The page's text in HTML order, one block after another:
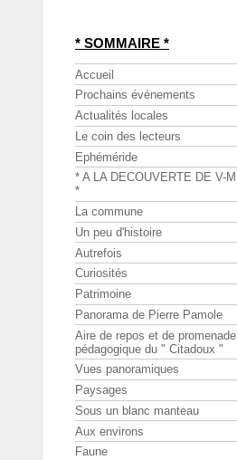
* SOMMAIRE *
Accueil
Prochains événements
Actualités locales
Le coin des lecteurs
Ephéméride
* A LA DECOUVERTE DE V-M
*
La commune
Un peu d'histoire
Autrefois
Curiosités
Patrimoine
Panorama de Pierre Pamole
Aire de repos et de promenade
pédagogique du " Citadoux "
Vues panoramiques
Paysages
Sous un blanc manteau
Aux environs
Faune